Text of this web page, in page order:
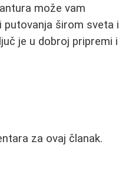
može vam
širom sveta i
je u dobroj pripremi i
za ovaj članak.